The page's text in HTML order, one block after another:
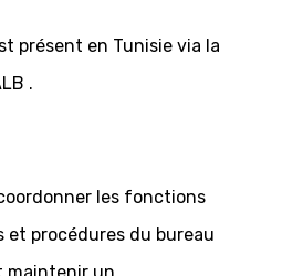
présent en Tunisie via la
.
les fonctions
et procédures du bureau